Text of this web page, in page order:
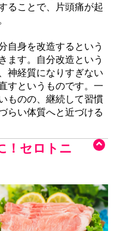
ることで、片頭痛が起
自身を改造するという
ます。自分改造という
神経質になりすぎない
すというものです。一
ものの、継続して習慣
らい体質へと近づける
！セロトニ